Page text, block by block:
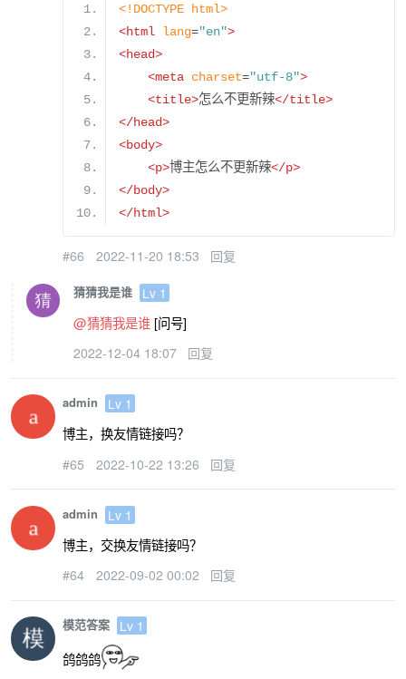
<!DOCTYPE html>
<html lang="en">
<head>
<meta charset="utf-8">
<title>怎么不更新辣</title>
</head>
<body>
<p>博主怎么不更新辣</p>
</body>
</html>
#66 2022-11-20 18:53 回复
猜猜我是谁 Lv 1
@猜猜我是谁 [问号]
2022-12-04 18:07 回复
admin Lv 1
博主，换友情链接吗？
#65 2022-10-22 13:26 回复
admin Lv 1
博主，交换友情链接吗？
#64 2022-09-02 00:02 回复
模范答案 Lv 1
鸽鸽鸽